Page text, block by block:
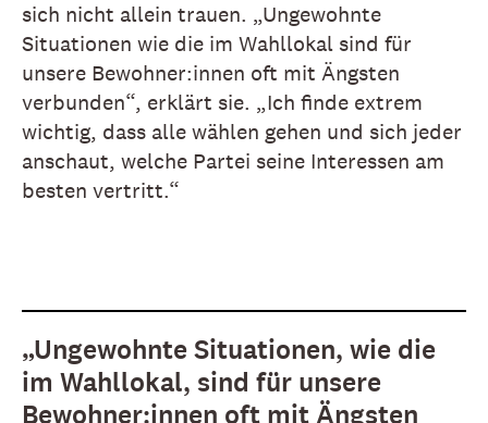
sich nicht allein trauen. „Ungewohnte
Situationen wie die im Wahllokal sind für
unsere Bewohner:innen oft mit Ängsten
verbunden“, erklärt sie. „Ich finde extrem
wichtig, dass alle wählen gehen und sich jeder
anschaut, welche Partei seine Interessen am
besten vertritt.“
„Ungewohnte Situationen, wie die
im Wahllokal, sind für unsere
Bewohner:innen oft mit Ängsten